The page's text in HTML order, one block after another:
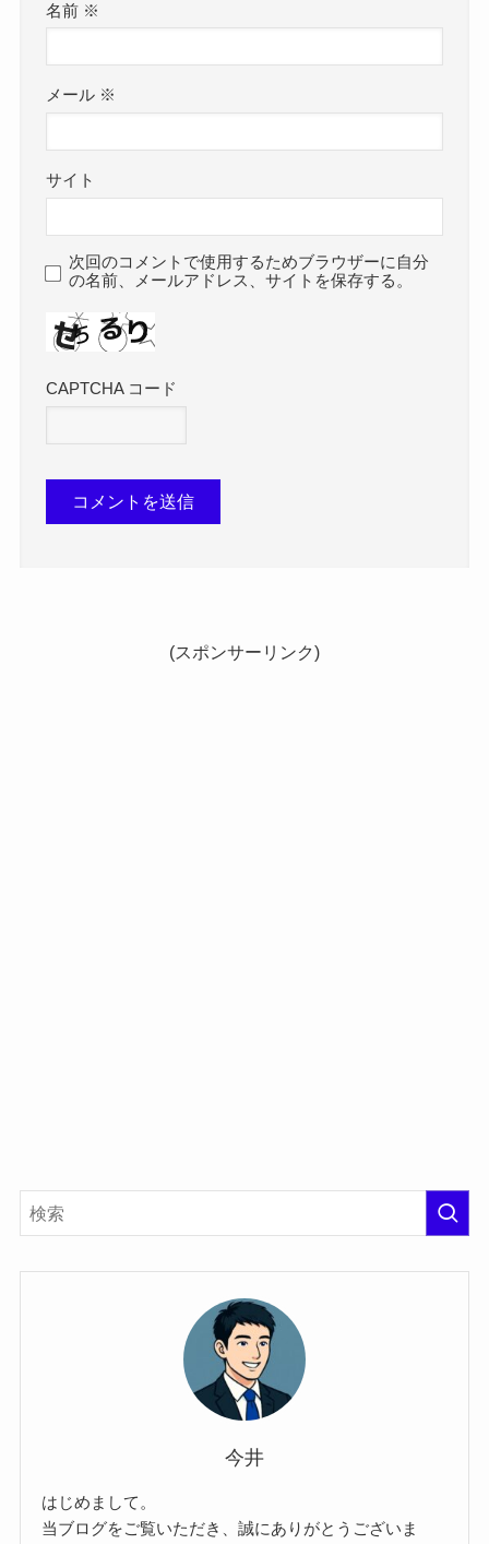
名前 ※
メール ※
サイト
次回のコメントで使用するためブラウザーに自分
の名前、メールアドレス、サイトを保存する。
CAPTCHA コード
(スポンサーリンク)
今井
はじめまして。
当ブログをご覧いただき、誠にありがとうございま